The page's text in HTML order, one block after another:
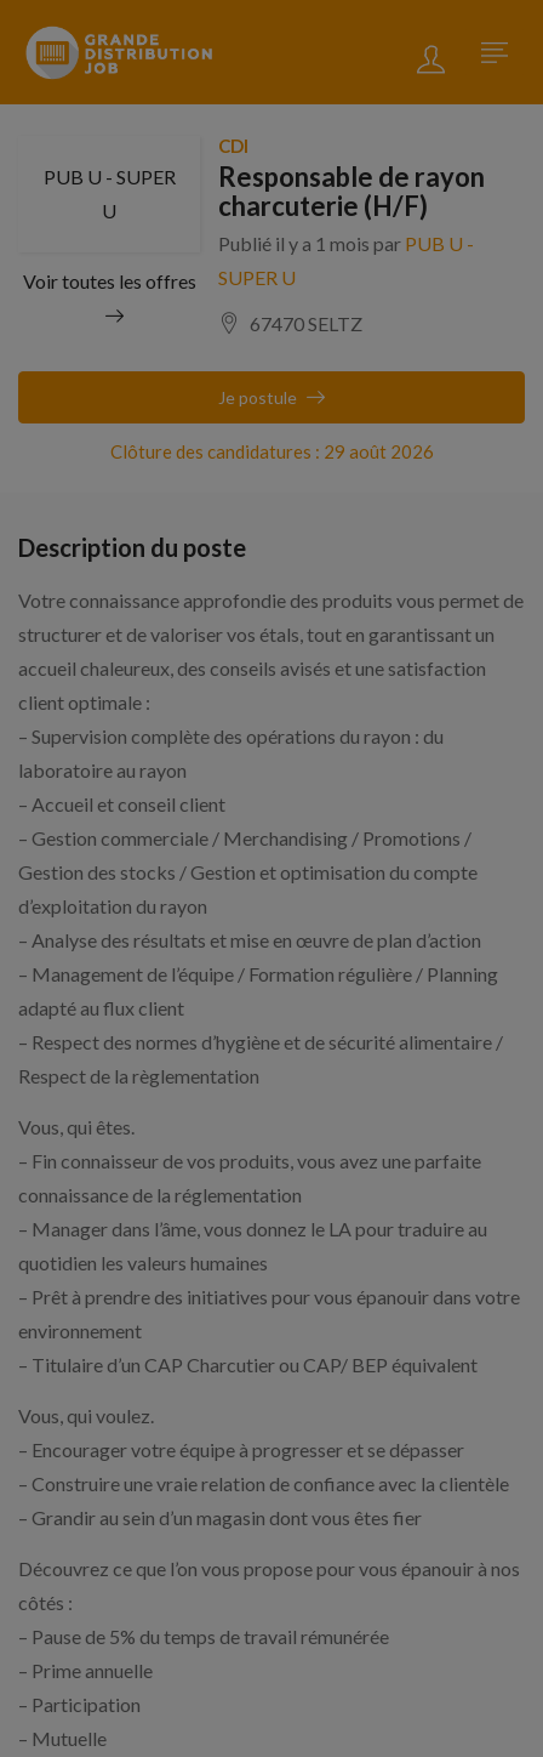
PUB U - SUPER
U
Voir toutes les offres
CDI
Responsable de rayon
charcuterie (H/F)
Publié il y a 1 mois par PUB U -
SUPER U
67470 SELTZ
Clôture des candidatures : 29 août 2026
Je postule
Description du poste
Votre connaissance approfondie des produits vous permet de
structurer et de valoriser vos étals, tout en garantissant un
accueil chaleureux, des conseils avisés et une satisfaction
client optimale :
– Supervision complète des opérations du rayon : du
laboratoire au rayon
– Accueil et conseil client
– Gestion commerciale / Merchandising / Promotions /
Gestion des stocks / Gestion et optimisation du compte
d’exploitation du rayon
– Analyse des résultats et mise en œuvre de plan d’action
– Management de l’équipe / Formation régulière / Planning
adapté au flux client
– Respect des normes d’hygiène et de sécurité alimentaire /
Respect de la règlementation
Vous, qui êtes.
– Fin connaisseur de vos produits, vous avez une parfaite
connaissance de la réglementation
– Manager dans l’âme, vous donnez le LA pour traduire au
quotidien les valeurs humaines
– Prêt à prendre des initiatives pour vous épanouir dans votre
environnement
– Titulaire d’un CAP Charcutier ou CAP/ BEP équivalent
Vous, qui voulez.
– Encourager votre équipe à progresser et se dépasser
– Construire une vraie relation de confiance avec la clientèle
– Grandir au sein d’un magasin dont vous êtes fier
Découvrez ce que l’on vous propose pour vous épanouir à nos
côtés :
– Pause de 5% du temps de travail rémunérée
– Prime annuelle
– Participation
– Mutuelle